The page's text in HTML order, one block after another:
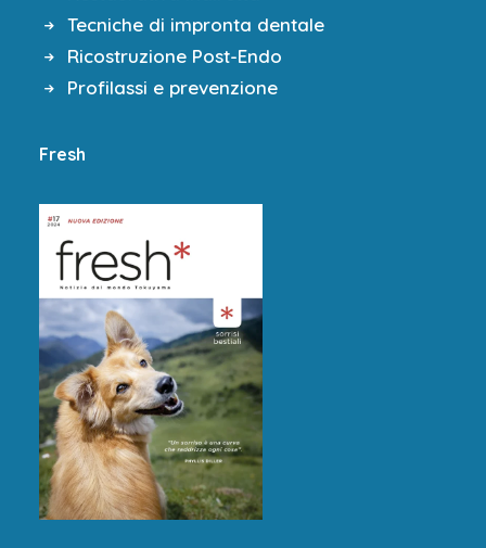
Tecniche di impronta dentale
Ricostruzione Post-Endo
Profilassi e prevenzione
Fresh